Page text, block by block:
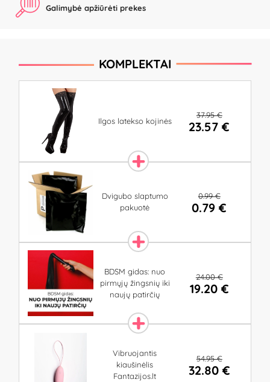
Galimybė apžiūrėti prekes
KOMPLEKTAI
Ilgos latekso kojinės
37.95 €
23.57 €
Dvigubo slaptumo
pakuotė
0.99 €
0.79 €
BDSM gidas: nuo
pirmųjų žingsnių iki
naujų patirčių
24.00 €
19.20 €
Vibruojantis
kiaušinėlis
Fantazijos.lt
54.95 €
32.80 €